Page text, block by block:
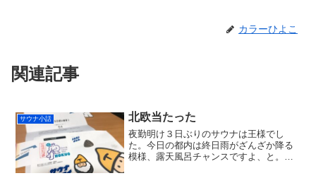
カラーひよこ
関連記事
サウナ小話 北欧当たった
夜勤明け３日ぶりのサウナは王様でし
た。今日の都内は終日雨がざんざか降る
模様、露天風呂チャンスですよ、と。い